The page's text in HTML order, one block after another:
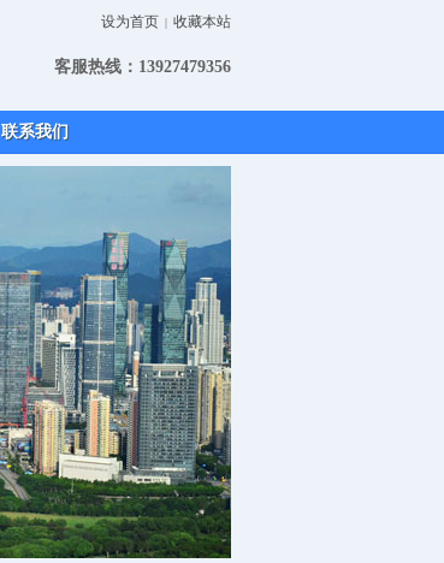
设为首页 | 收藏本站
客服热线：13927479356
联系我们